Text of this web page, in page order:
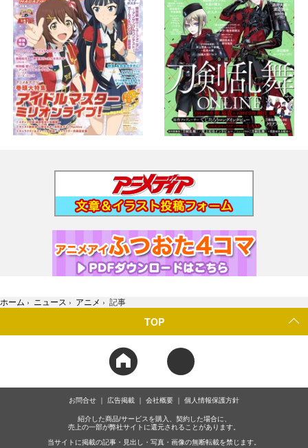
ホーム › ニュース › アニメ › 記事
TOP
お問合せ 広告掲載 会社概要 個人情報保護方針
紹介した商品/サービスを購入、契約した場合に、
売上の一部が弊社サイトに還元されることがあります。
当サイトに掲載の記事・見出し・写真・画像の無断転載を禁じます。